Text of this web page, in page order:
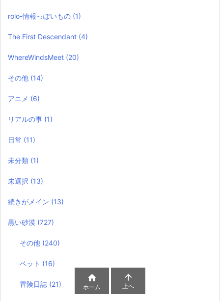
rolo-情報っぽいもの (1)
The First Descendant (4)
WhereWindsMeet (20)
その他 (14)
アニメ (6)
リアルの事 (1)
日常 (11)
未分類 (1)
未選択 (13)
続きがメイン (13)
黒い砂漠 (727)
その他 (240)
ペット (16)
冒険日誌 (21)

ホーム

上へ